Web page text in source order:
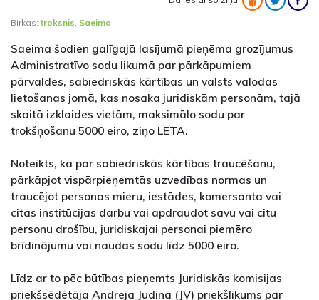
Birkas:troksnis, Saeima
Saeima šodien galīgajā lasījumā pieņēma grozījumus
Administratīvo sodu likumā par pārkāpumiem
pārvaldes, sabiedriskās kārtības un valsts valodas
lietošanas jomā, kas nosaka juridiskām personām, tajā
skaitā izklaides vietām, maksimālo sodu par
trokšņošanu 5000 eiro, ziņo LETA.
Noteikts, ka par sabiedriskās kārtības traucēšanu,
pārkāpjot vispārpieņemtās uzvedības normas un
traucējot personas mieru, iestādes, komersanta vai
citas institūcijas darbu vai apdraudot savu vai citu
personu drošību, juridiskajai personai piemēro
brīdinājumu vai naudas sodu līdz 5000 eiro.
Līdz ar to pēc būtības pieņemts Juridiskās komisijas
priekšsēdētāja Andreja Judina (JV) priekšlikums par